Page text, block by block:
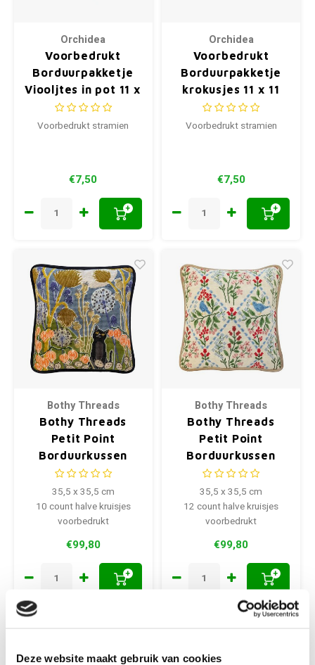
Deze website maakt gebruik van cookies
Orchidea
Voorbedrukt
Borduurpakketje
Viooljtes in pot 11 x
11 cm
Voorbedrukt stramien
€7,50
+
Orchidea
Voorbedrukt
Borduurpakketje
krokusjes 11 x 11
cm
Voorbedrukt stramien
€7,50
+
Bothy Threads
Bothy Threads
Petit Point
Borduurkussen
Teasel Fields
35,5 x 35,5 cm
10 count halve kruisjes
voorbedrukt
€99,80
+
Bothy Threads
Bothy Threads
Petit Point
Borduurkussen
Birds And Blossoms
35,5 x 35,5 cm
12 count halve kruisjes
voorbedrukt
€99,80
+